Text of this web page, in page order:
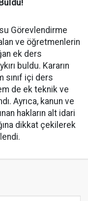
Görevlendirme
ve öğretmenlerin
ek ders
buldu. Kararın
sınıf içi ders
de ek teknik ve
Ayrıca, kanun ve
hakların alt idari
dikkat çekilerek